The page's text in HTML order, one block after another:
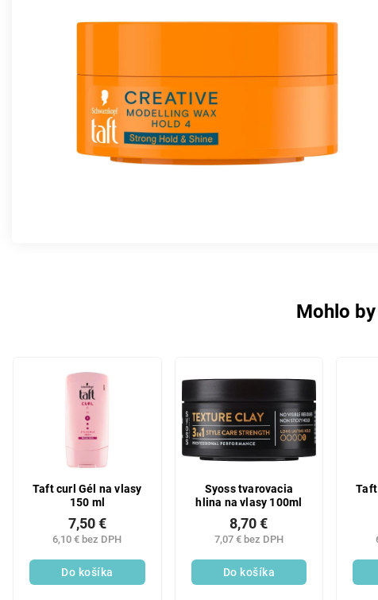
Mohlo
Taft curl Gél na vlasy
150 ml
6,10 € bez DPH
7,50 €
Do košíka
Syoss tvarovacia
hlina na vlasy 100ml
7,07 € bez DPH
8,70 €
Do košíka